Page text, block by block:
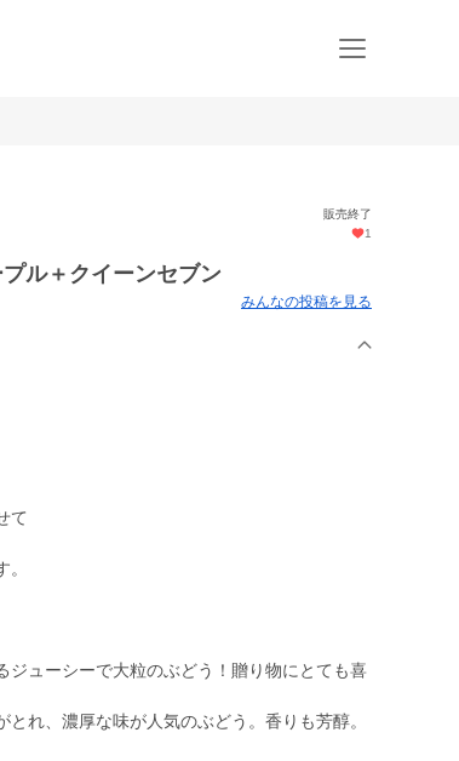
販売終了
1
ル＋クイーンセブン
みんなの投稿を見る
て
ューシーで大粒のぶどう！贈り物にとても喜
れ、濃厚な味が人気のぶどう。香りも芳醇。